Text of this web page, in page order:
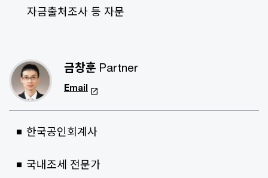
자금출처조사 등 자문
금창훈 Partner
Email
한국공인회계사
국내조세 전문가